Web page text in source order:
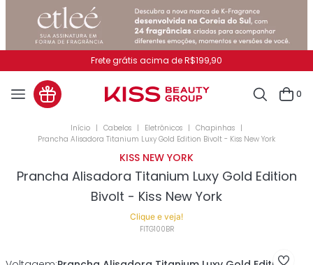
Frete grátis acima de R$199,90
0
Cabelos Eletrônicos
Chapinhas
Prancha Alisadora Titanium Luxy Gold Edition Bivolt - Kiss New York
KISS NEW YORK
Prancha Alisadora Titanium Luxy Gold Edition
Bivolt - Kiss New York
Clique e veja!
FITG100BR